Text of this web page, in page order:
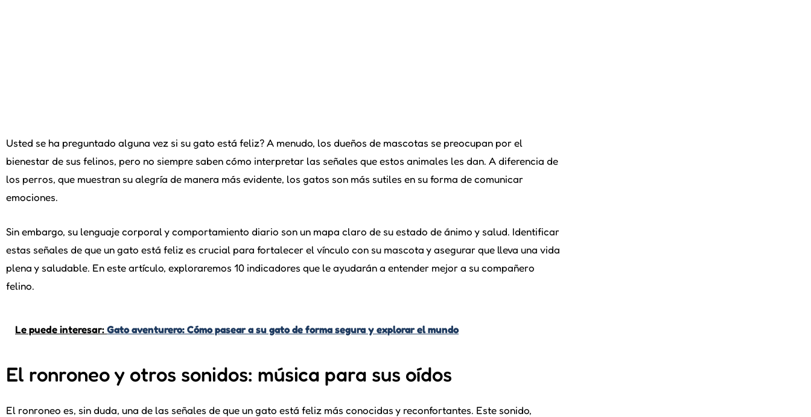
Usted se ha preguntado alguna vez si su gato está feliz? A menudo, los dueños de mascotas se preocupan por el
bienestar de sus felinos, pero no siempre saben cómo interpretar las señales que estos animales les dan. A diferencia de
los perros, que muestran su alegría de manera más evidente, los gatos son más sutiles en su forma de comunicar
emociones.
Sin embargo, su lenguaje corporal y comportamiento diario son un mapa claro de su estado de ánimo y salud. Identificar
estas señales de que un gato está feliz es crucial para fortalecer el vínculo con su mascota y asegurar que lleva una vida
plena y saludable. En este artículo, exploraremos 10 indicadores que le ayudarán a entender mejor a su compañero
felino.
Le puede interesar:Gato aventurero: Cómo pasear a su gato de forma segura y explorar el mundo
El ronroneo y otros sonidos: música para sus oídos
El ronroneo es, sin duda, una de las señales de que un gato está feliz más conocidas y reconfortantes. Este sonido,